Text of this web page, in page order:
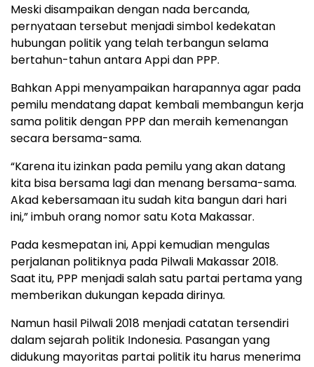
Meski disampaikan dengan nada bercanda,
pernyataan tersebut menjadi simbol kedekatan
hubungan politik yang telah terbangun selama
bertahun-tahun antara Appi dan PPP.
Bahkan Appi menyampaikan harapannya agar pada
pemilu mendatang dapat kembali membangun kerja
sama politik dengan PPP dan meraih kemenangan
secara bersama-sama.
“Karena itu izinkan pada pemilu yang akan datang
kita bisa bersama lagi dan menang bersama-sama.
Akad kebersamaan itu sudah kita bangun dari hari
ini,” imbuh orang nomor satu Kota Makassar.
Pada kesmepatan ini, Appi kemudian mengulas
perjalanan politiknya pada Pilwali Makassar 2018.
Saat itu, PPP menjadi salah satu partai pertama yang
memberikan dukungan kepada dirinya.
Namun hasil Pilwali 2018 menjadi catatan tersendiri
dalam sejarah politik Indonesia. Pasangan yang
didukung mayoritas partai politik itu harus menerima